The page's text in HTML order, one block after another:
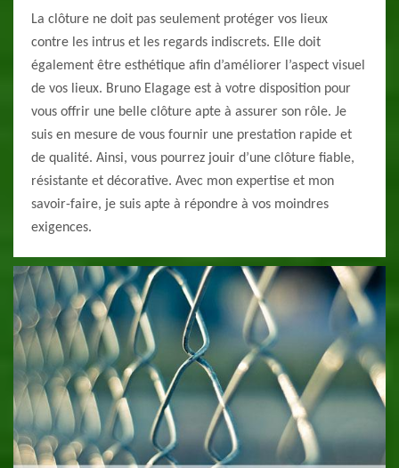
La clôture ne doit pas seulement protéger vos lieux
contre les intrus et les regards indiscrets. Elle doit
également être esthétique afin d’améliorer l’aspect visuel
de vos lieux. Bruno Elagage est à votre disposition pour
vous offrir une belle clôture apte à assurer son rôle. Je
suis en mesure de vous fournir une prestation rapide et
de qualité. Ainsi, vous pourrez jouir d’une clôture fiable,
résistante et décorative. Avec mon expertise et mon
savoir-faire, je suis apte à répondre à vos moindres
exigences.